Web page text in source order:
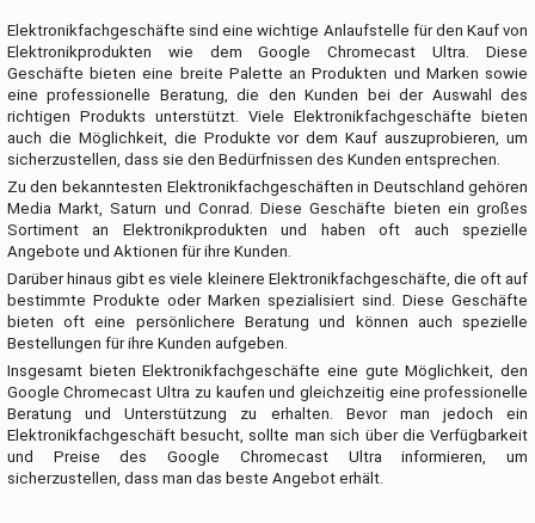
Elektronikfachgeschäfte sind eine wichtige Anlaufstelle für den Kauf von
Elektronikprodukten wie dem Google Chromecast Ultra. Diese
Geschäfte bieten eine breite Palette an Produkten und Marken sowie
eine professionelle Beratung, die den Kunden bei der Auswahl des
richtigen Produkts unterstützt. Viele Elektronikfachgeschäfte bieten
auch die Möglichkeit, die Produkte vor dem Kauf auszuprobieren, um
sicherzustellen, dass sie den Bedürfnissen des Kunden entsprechen.
Zu den bekanntesten Elektronikfachgeschäften in Deutschland gehören
Media Markt, Saturn und Conrad. Diese Geschäfte bieten ein großes
Sortiment an Elektronikprodukten und haben oft auch spezielle
Angebote und Aktionen für ihre Kunden.
Darüber hinaus gibt es viele kleinere Elektronikfachgeschäfte, die oft auf
bestimmte Produkte oder Marken spezialisiert sind. Diese Geschäfte
bieten oft eine persönlichere Beratung und können auch spezielle
Bestellungen für ihre Kunden aufgeben.
Insgesamt bieten Elektronikfachgeschäfte eine gute Möglichkeit, den
Google Chromecast Ultra zu kaufen und gleichzeitig eine professionelle
Beratung und Unterstützung zu erhalten. Bevor man jedoch ein
Elektronikfachgeschäft besucht, sollte man sich über die Verfügbarkeit
und Preise des Google Chromecast Ultra informieren, um
sicherzustellen, dass man das beste Angebot erhält.